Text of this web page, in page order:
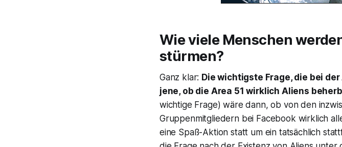
Wie viele Menschen
stürmen?
Ganz klar: Die wichtigste Frage, die bei
jene, ob die Area 51 wirklich Aliens
wichtige Frage) wäre dann, ob von den
Gruppenmitgliedern bei Facebook wirklich
eine Spaß-Aktion statt um ein tatsächlich